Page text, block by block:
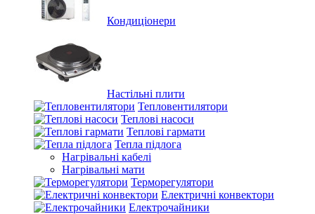
Кондиціонери
Настільні плити
Тепловентилятори
Теплові насоси
Теплові гармати
Тепла підлога
Нагрівальні кабелі
Нагрівальні мати
Терморегулятори
Електричні конвектори
Електрочайники